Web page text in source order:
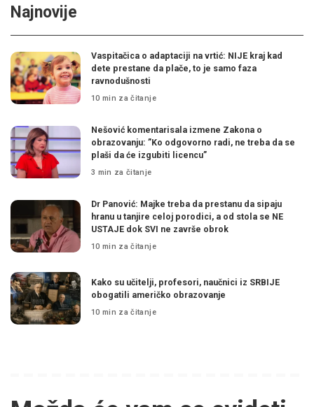
Najnovije
Vaspitačica o adaptaciji na vrtić: NIJE kraj kad
dete prestane da plače, to je samo faza
ravnodušnosti
10 min za čitanje
Nešović komentarisala izmene Zakona o
obrazovanju: ”Ko odgovorno radi, ne treba da se
plaši da će izgubiti licencu”
3 min za čitanje
Dr Panović: Majke treba da prestanu da sipaju
hranu u tanjire celoj porodici, a od stola se NE
USTAJE dok SVI ne završe obrok
10 min za čitanje
Kako su učitelji, profesori, naučnici iz SRBIJE
obogatili američko obrazovanje
10 min za čitanje